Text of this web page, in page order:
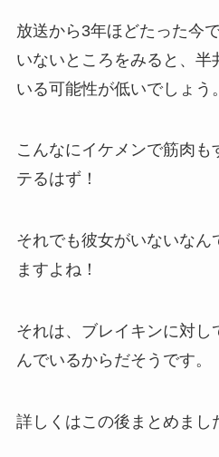
放送から3年ほどたった今
いないところをみると、半
いる可能性が低いでしょう。
こんなにイケメンで筋肉も
テるはず！
それでも彼女がいないなん
ますよね！
それは、ブレイキンに対し
んでいるからだそうです。
詳しくはこの後まとめまし